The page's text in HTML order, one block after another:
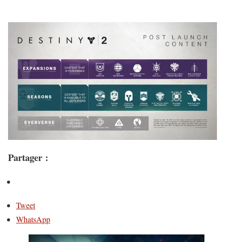
Partager :
Tweet
WhatsApp